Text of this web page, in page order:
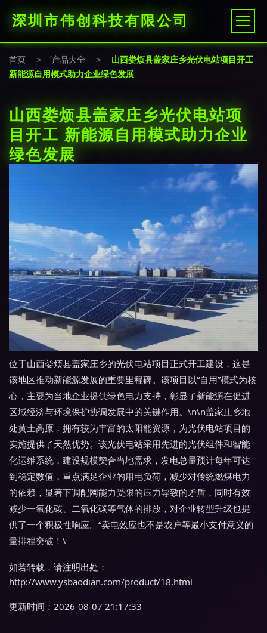
深圳市伟创科技有限公司
首页 > 产品大全 >
山西娄烦县盖家庄乡光伏电站项目开工
新能源自用模式助力企业绿色发展
山西娄烦县盖家庄乡光伏电站项
目开工 新能源自用模式助力企业
绿色发展
位于山西娄烦县盖家庄乡的光伏电站项目正式开工建设，这是
该地区推动新能源发展的重要里程碑。该项目以“自用”模式为核
心，主要为当地企业提供绿色电力支持，彰显了新能源在促进
区域经济与环境保护协调发展中的关键作用。\n\n盖家庄乡地
处黄土高原，拥有较为丰富的太阳能资源，为光伏电站项目的
实施提供了天然优势。该光伏电站采用先进的光伏组件和智能
化运维系统，建设规模契合当地需求，发电总量预计每年可达
到稳定数值，重点满足企业的用电负荷，减少对传统燃煤电力
的依赖，显著下调配网能力受限的压力导致的矛盾，同时有效
减少一氧化碳、二氧化碳等气体的排放，对企业转型升级也提
供了一个积极性响应。“卖电效应也不是农户等最小支付意义的
量排程突破！\
如若转载，请注明出处：
http://www.ysbaodian.com/product/18.html
更新时间：2026-08-07 21:17:33